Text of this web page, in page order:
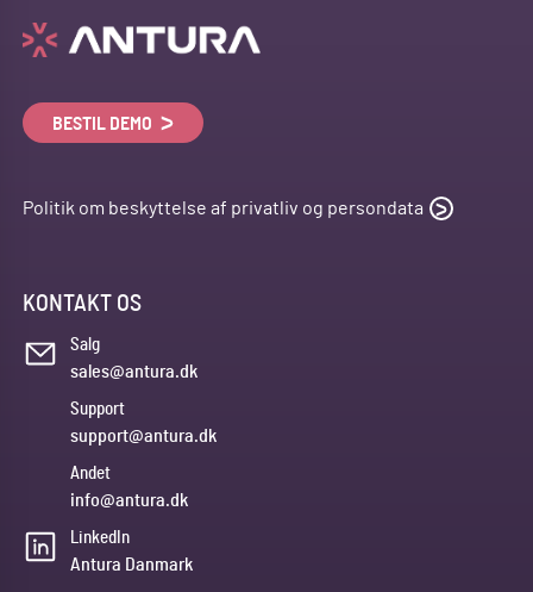
BESTIL DEMO
Politik om beskyttelse af privatliv og persondata
KONTAKT OS
Salg
sales@antura.dk
Support
support@antura.dk
Andet
info@antura.dk
LinkedIn
Antura Danmark